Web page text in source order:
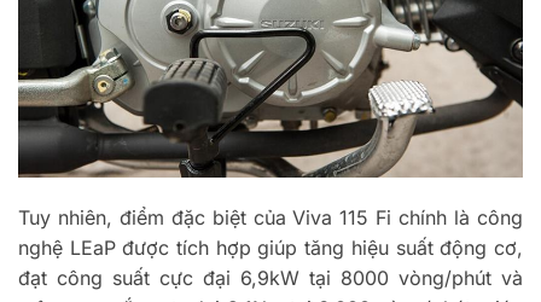
Tuy nhiên, điểm đặc biệt của Viva 115 Fi chính là công
nghệ LEaP được tích hợp giúp tăng hiệu suất động cơ,
đạt công suất cực đại 6,9kW tại 8000 vòng/phút và